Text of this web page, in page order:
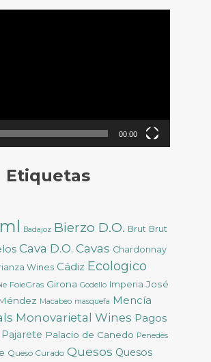
00:00
Etiquetas
Badajoz Bierzo D.O. Brut Brut
Cava D.O. Cavas Chardonnay
Wines Cádiz Ecologico
FoieGras Girona Godello Imperia José
Macabeo masquefa Mencía
Monovarietal Wines Pagos
Pajarete Palacio de Canedo Penedès
Queso Curado Quesos Quesos